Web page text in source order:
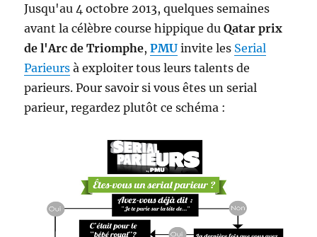
Jusqu'au 4 octobre 2013, quelques semaines
avant la célèbre course hippique du Qatar prix
de l'Arc de Triomphe,PMU invite les Serial
Parieurs à exploiter tous leurs talents de
parieurs. Pour savoir si vous êtes un serial
parieur, regardez plutôt ce schéma :